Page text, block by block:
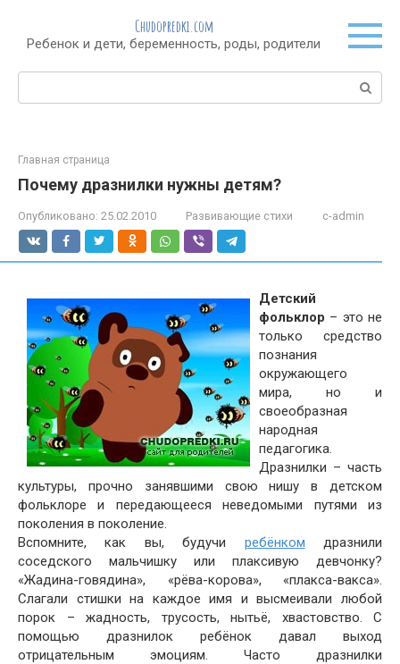
контенту
Chudopredki.com
Ребенок и дети, беременность, роды, родители
Поиск:
Главная страница
Почему дразнилки нужны детям?
Опубликовано: 25.02.2010 Развивающие стихи c-admin
Детский
фольклор – это не
только средство
познания
окружающего
мира, но и
своеобразная
народная
педагогика.
Дразнилки – часть
культуры, прочно занявшими свою нишу в детском
фольклоре и передающееся неведомыми путями из
поколения в поколение.
Вспомните, как вы, будучи ребёнком дразнили
соседского мальчишку или плаксивую девчонку?
«Жадина-говядина», «рёва-корова», «плакса-вакса».
Слагали стишки на каждое имя и высмеивали любой
порок – жадность, трусость, нытьё, хвастовство. С
помощью дразнилок ребёнок давал выход
отрицательным эмоциям. Часто дразнилки